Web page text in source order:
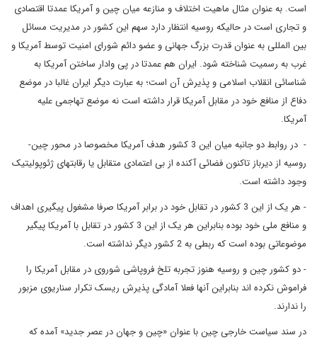
است. به عنوان مثال ماهیت اختلاف و منازعه میان چین و آمریکا عمدتا اقتصادی
و تجاری است در حالیکه روسیه انتظار دارد سهم این کشور در مدیریت مسائل
بین المللی به عنوان قدرت بزرگ جهانی و عضو دائم شورای امنیت توسط آمریکا و
غرب به رسمیت شناخته شود. ایران هم عمدتا در پی وادار ساختن آمریکا به
شناسائی انقلاب اسلامی و پذیرش آن است؛ به عبارت دیگر ایران غالبا در موضع
دفاع از منافع خود در مقابل آمریکا قرار داشته است نه موضع تهاجمی علیه
آمریکا.
- در روابط دو جانبه میان این 3 کشور هدف آمریکا مخصوصا در محور چین-
روسیه از دیرباز تاکنون فضائی آکنده از بی اعتمادی متقابل یا رقابتهای ژئوپولیتیک
وجود داشته است.
- هر یک از این 3 کشور در تقابل خود در برابر آمریکا صرفا مشغول پیگیری اهداف
و منافع ملی خود بوده بنابراین هر یک از این 3 کشور در تقابل با آمریکا پیگیر
موضوعاتی بوده است که ربطی به 2 کشور دیگر نداشته است.
- دو کشور چین و روسیه هنوز تجربه تلخ فروپاشی شوروی در مقابل آمریکا را
فراموش نکرده اند بنابراین آنها فعلا آمادگی پذیرش ریسک تکرار سناریوی مزبور
را ندارند.
در سند سیاست خارجی چین با عنوان «چین و جهان در عصر جدید» آمده که